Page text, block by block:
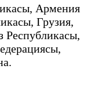
Армения
Грузия,
Республикасы,